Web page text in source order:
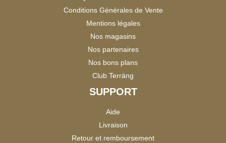
Conditions Générales de Vente
Mentions légales
Nos magasins
Nos partenaires
Nos bons plans
Club Terräng
SUPPORT
Aide
Livraison
Retour et remboursement